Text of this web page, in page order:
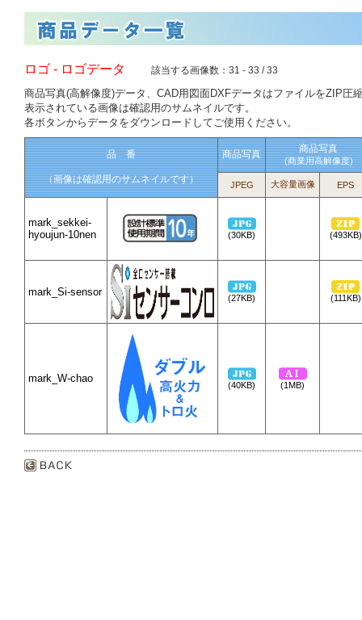
ロゴ - ロゴデータ 該当する画像数：31 - 33 / 33
商品写真(高解像度)データ、CAD用図面DXFデータはファイルをZIP圧
表示されている画像は確認用のサムネイルです。
各ボタンからデータをダウンロードしてご使用ください。
品 番
（画像は確認用のサムネイルです）
商品写真 商品写真
(商業用高解像度)
JPEG 大容量画像 EPS
mark_sekkei-
hyoujun-10nen
(30KB) (493KB)
mark_Si-sensor (27KB) (111KB)
mark_W-chao
(40KB) (1MB)